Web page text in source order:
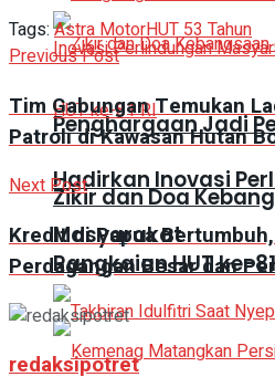
Penghargaan Jadi
Hadirkan Inovasi
Masyarakat
Zikir dan Doa
Rangkaian HUT ke-
Tags: Astra MotorHUT 53 Tahun
Previous Post
Tim Gabungan Temukan
Patroli di Kawasan Hutan
Next Post
Kredit di Papua
Perdagangan Besar dan
redaksipotret